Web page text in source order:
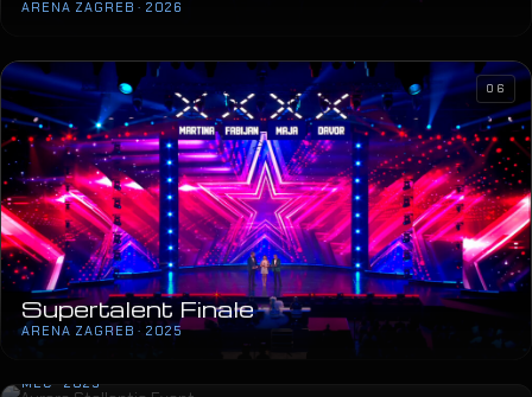
ARENA ZAGREB · 2026
Supertalent Finale
ARENA ZAGREB · 2025
06
MEC · 2025